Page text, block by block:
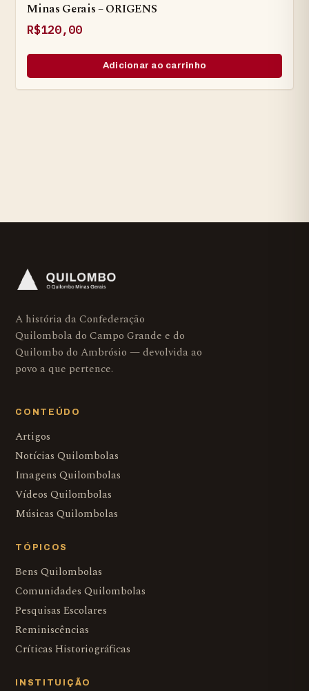
Minas Gerais – ORIGENS
R$120,00
Adicionar ao carrinho
A história da Confederação
Quilombola do Campo Grande e do
Quilombo do Ambrósio — devolvida ao
povo a que pertence.
CONTEÚDO
Artigos
Notícias Quilombolas
Imagens Quilombolas
Vídeos Quilombolas
Músicas Quilombolas
TÓPICOS
Bens Quilombolas
Comunidades Quilombolas
Pesquisas Escolares
Reminiscências
Críticas Historiográficas
INSTITUIÇÃO